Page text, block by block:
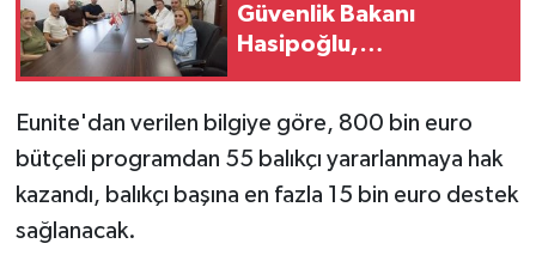
Güvenlik Bakanı
Hasipoğlu,
Eunite'dan verilen bilgiye göre, 800 bin euro
bütçeli programdan 55 balıkçı yararlanmaya hak
kazandı, balıkçı başına en fazla 15 bin euro destek
sağlanacak.